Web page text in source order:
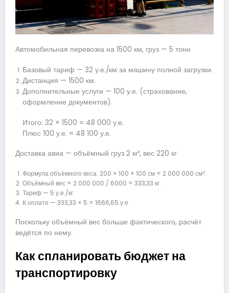
Автомобильная перевозка на 1500 км, груз — 5 тонн
Базовый тариф — 32 у.е./км за машину полной загрузки.
Дистанция — 1500 км.
Дополнительные услуги — 100 у.е. (страхование,
оформление документов).
Итого: 32 × 1500 = 48 000 у.е.
Плюс 100 у.е. = 48 100 у.е.
Доставка авиа — объёмный груз 2 м³, вес 220 кг
Формула объёмного веса: 200 × 100 × 100 см = 2 000 000 см³.
Объёмный вес = 2 000 000 / 6000 = 333,33 кг.
Тариф — 5 у.е./кг.
К оплате — 333,33 × 5 = 1666,65 у.е.
Поскольку объёмный вес больше фактического, расчёт
ведётся по нему.
Как спланировать бюджет на
транспортировку